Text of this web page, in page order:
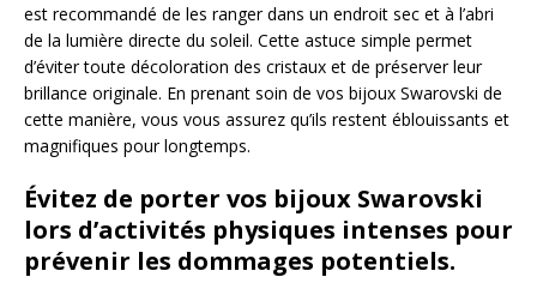
est recommandé de les ranger dans un endroit sec et à l’abri
de la lumière directe du soleil. Cette astuce simple permet
d’éviter toute décoloration des cristaux et de préserver leur
brillance originale. En prenant soin de vos bijoux Swarovski de
cette manière, vous vous assurez qu’ils restent éblouissants et
magnifiques pour longtemps.
Évitez de porter vos bijoux Swarovski
lors d’activités physiques intenses pour
prévenir les dommages potentiels.